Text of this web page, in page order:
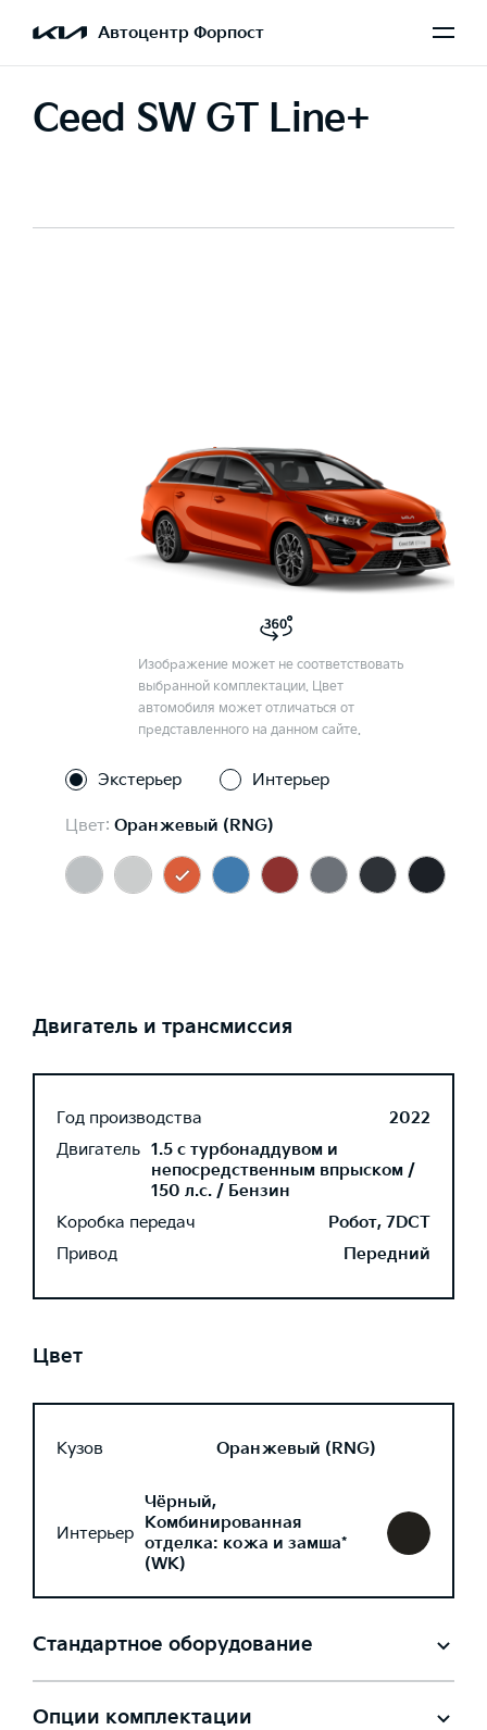
Автоцентр Форпост
Ceed SW GT Line+
Изображение может не соответствовать
выбранной комплектации. Цвет
автомобиля может отличаться от
представленного на данном сайте.
Экстерьер Интерьер
Цвет: Оранжевый (RNG)
Двигатель и трансмиссия
Год производства
2022
Двигатель 1.5 с турбонаддувом и
непосредственным впрыском /
150 л.с. / Бензин
Коробка передач
Робот, 7DCT
Привод
Передний
Цвет
Кузов Оранжевый (RNG)
Интерьер
Чёрный,
Комбинированная
отделка: кожа и замша*
(WK)
Стандартное оборудование
Опции комплектации